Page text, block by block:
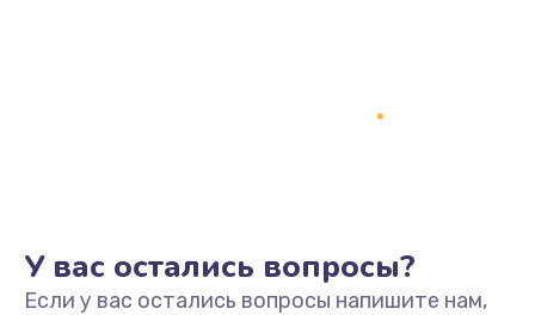
Ремонт кнопки
550 руб.
У вас остались вопросы?
Если у вас остались вопросы напишите нам,